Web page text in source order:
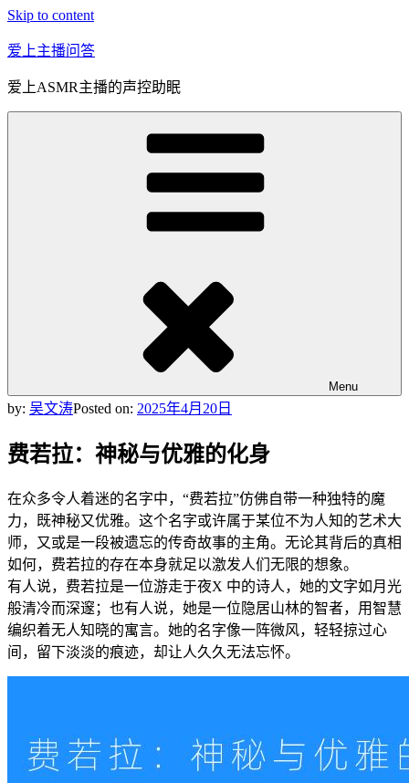
Skip to content
爱上主播问答
爱上ASMR主播的声控助眠
Menu
by: 吴文涛Posted on: 2025年4月20日
费若拉：神秘与优雅的化身
在众多令人着迷的名字中，“费若拉”仿佛自带一种独特的魔
力，既神秘又优雅。这个名字或许属于某位不为人知的艺术大
师，又或是一段被遗忘的传奇故事的主角。无论其背后的真相
如何，费若拉的存在本身就足以激发人们无限的想象。
有人说，费若拉是一位游走于夜X 中的诗人，她的文字如月光
般清冷而深邃；也有人说，她是一位隐居山林的智者，用智慧
编织着无人知晓的寓言。她的名字像一阵微风，轻轻掠过心
间，留下淡淡的痕迹，却让人久久无法忘怀。